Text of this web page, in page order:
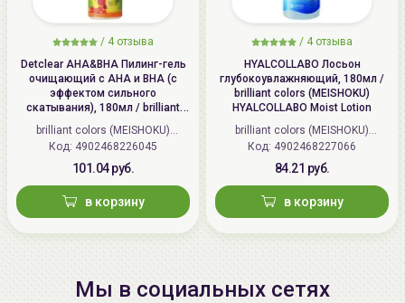
/ 4 отзыва
Detclear AHA&BHA Пилинг-гель
очищающий с AHA и BHA (с
эффектом сильного
скатывания), 180мл / brilliant
colors (MEISHOKU) Detclear
Bright&Peel AHA&BHA Fruits
Peeling Jelly
brilliant colors (MEISHOKU)
(Япония)
Код: 4902468226045
101.04 руб.
в корзину
/ 4 отзыва
HYALCOLLABO Лосьон
глубокоувлажняющий, 180мл /
brilliant colors (MEISHOKU)
HYALCOLLABO Moist Lotion
brilliant colors (MEISHOKU)
(Япония)
Код: 4902468227066
84.21 руб.
в корзину
Мы в социальных сетях